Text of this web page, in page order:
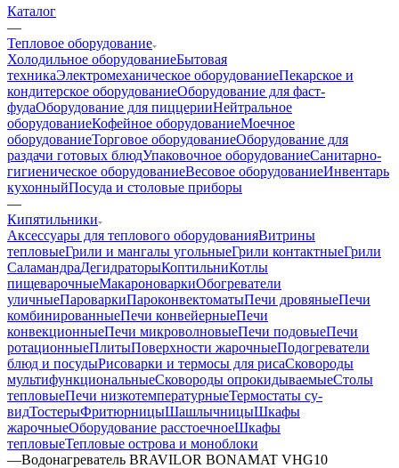
Каталог
—
Тепловое оборудование
Холодильное оборудованиеБытовая
техникаЭлектромеханическое оборудованиеПекарское и
кондитерское оборудованиеОборудование для фаст-
фудаОборудование для пиццерииНейтральное
оборудованиеКофейное оборудованиеМоечное
оборудованиеТорговое оборудованиеОборудование для
раздачи готовых блюдУпаковочное оборудованиеСанитарно-
гигиеническое оборудованиеВесовое оборудованиеИнвентарь
кухонныйПосуда и столовые приборы
—
Кипятильники
Аксессуары для теплового оборудованияВитрины
тепловыеГрили и мангалы угольныеГрили контактныеГрили
СаламандраДегидраторыКоптильниКотлы
пищеварочныеМакароноваркиОбогреватели
уличныеПароваркиПароконвектоматыПечи дровяныеПечи
комбинированныеПечи конвейерныеПечи
конвекционныеПечи микроволновыеПечи подовыеПечи
ротационныеПлитыПоверхности жарочныеПодогреватели
блюд и посудыРисоварки и термосы для рисаСковороды
мультифункциональныеСковороды опрокидываемыеСтолы
тепловыеПечи низкотемпературныеТермостаты су-
видТостерыФритюрницыШашлычницыШкафы
жарочныеОборудование расстоечноеШкафы
тепловыеТепловые острова и моноблоки
—Водонагреватель BRAVILOR BONAMAT VHG10